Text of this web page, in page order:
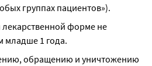
группах пациентов»).
форме не
младше 1 года.
обращению и уничтожению